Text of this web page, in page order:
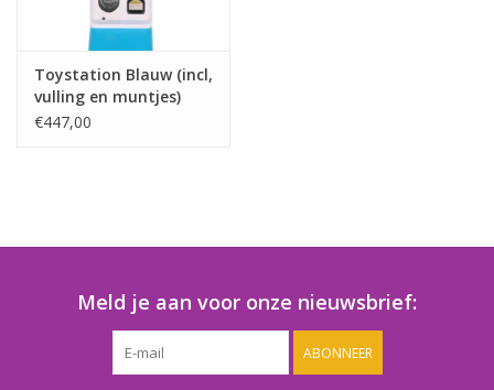
Gevulde capsules & mixen
Klein speelgoed
Toystation Blauw (incl,
vulling en muntjes)
€447,00
Meld je aan voor onze nieuwsbrief:
ABONNEER